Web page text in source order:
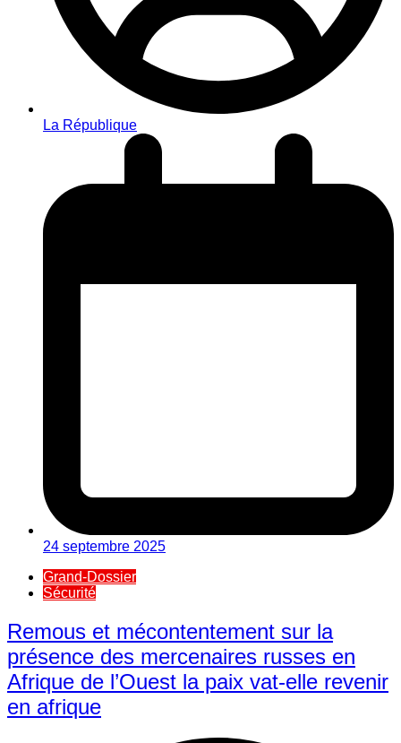
La République
24 septembre 2025
Grand-Dossier
Sécurité
Remous et mécontentement sur la
présence des mercenaires russes en
Afrique de l’Ouest la paix vat-elle revenir
en afrique